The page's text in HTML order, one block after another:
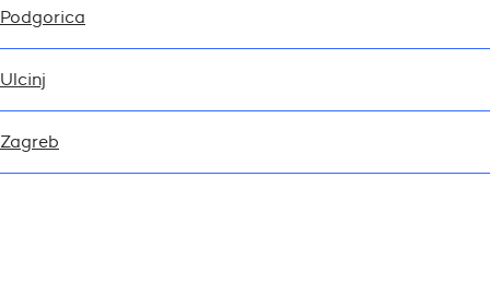
Podgorica
Ulcinj
Zagreb